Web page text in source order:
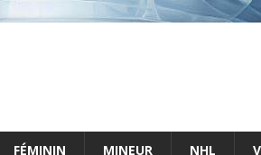
FÉMININ MINEUR NHL